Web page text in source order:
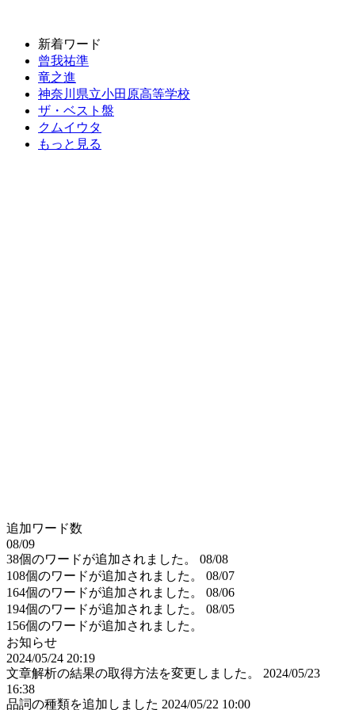
新着ワード
曾我祐準
竜之進
神奈川県立小田原高等学校
ザ・ベスト盤
クムイウタ
もっと見る
追加ワード数
08/09
38個のワードが追加されました。
08/08
108個のワードが追加されました。
08/07
164個のワードが追加されました。
08/06
194個のワードが追加されました。
08/05
156個のワードが追加されました。
お知らせ
2024/05/24 20:19
文章解析の結果の取得方法を変更しました。
2024/05/23
16:38
品詞の種類を追加しました 2024/05/22 10:00